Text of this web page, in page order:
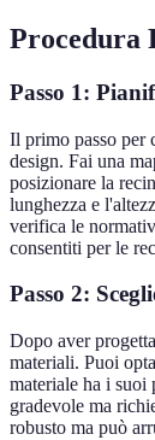
Procedura
Passo 1:
Il primo passo per
design. Fai una
posizionare la
lunghezza e
verifica le
consentiti per le
Passo 2:
Dopo aver
materiali. Puoi
materiale ha i suoi
gradevole ma
robusto ma può